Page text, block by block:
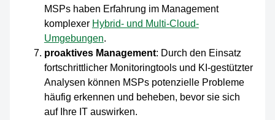
MSPs haben Erfahrung im Management
komplexer Hybrid- und Multi-Cloud-
Umgebungen.
proaktives Management: Durch den Einsatz
fortschrittlicher Monitoringtools und KI-gestützter
Analysen können MSPs potenzielle Probleme
häufig erkennen und beheben, bevor sie sich
auf Ihre IT auswirken.